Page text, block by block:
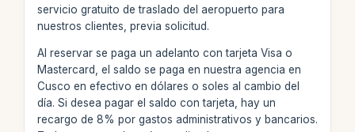
servicio gratuito de traslado del aeropuerto para
nuestros clientes, previa solicitud.
Al reservar se paga un adelanto con tarjeta Visa o
Mastercard, el saldo se paga en nuestra agencia en
Cusco en efectivo en dólares o soles al cambio del
día. Si desea pagar el saldo con tarjeta, hay un
recargo de 8% por gastos administrativos y bancarios.